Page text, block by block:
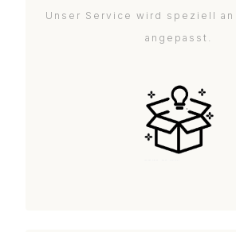
Unser Service wird speziell an
angepasst.